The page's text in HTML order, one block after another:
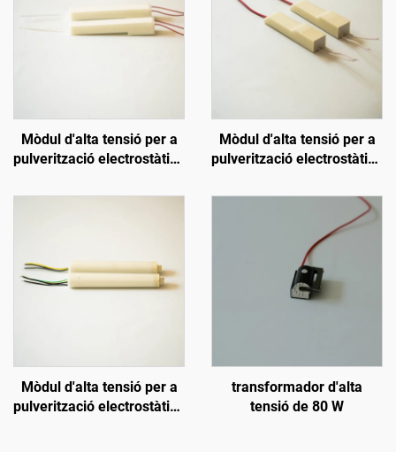
Mòdul d'alta tensió per a
pulverització electrostàtica
Mòdul d'alta tensió per a
pulverització electrostàtica
Mòdul d'alta tensió per a
pulverització electrostàtica
transformador d'alta
tensió de 80 W